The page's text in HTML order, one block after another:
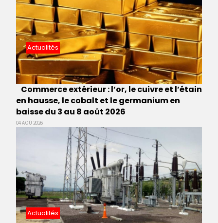
Actualités
Commerce extérieur : l’or, le cuivre et l’étain
en hausse, le cobalt et le germanium en
baisse du 3 au 8 août 2026
04 AOÛ 2026
Actualités